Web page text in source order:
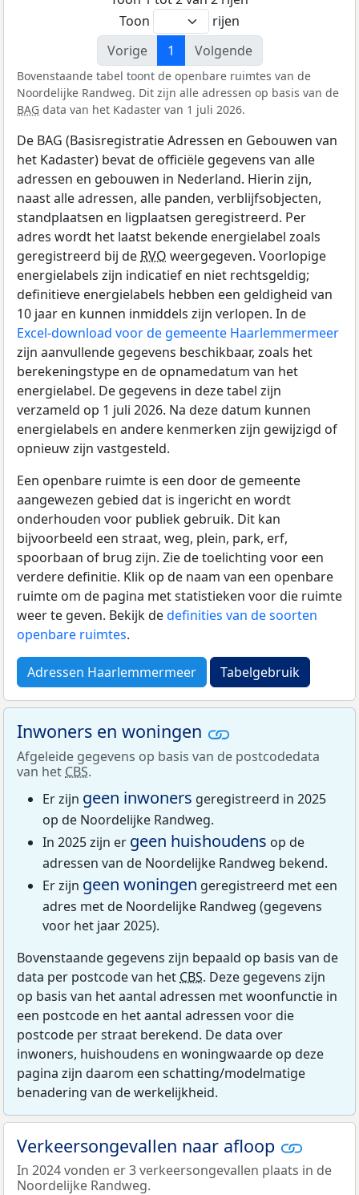
Toon
rijen
Vorige
1 Volgende
Bovenstaande tabel toont de openbare ruimtes van de
Noordelijke Randweg. Dit zijn alle adressen op basis van de
BAG data van het Kadaster van 1 juli 2026.
De BAG (Basisregistratie Adressen en Gebouwen van
het Kadaster) bevat de officiële gegevens van alle
adressen en gebouwen in Nederland. Hierin zijn,
naast alle adressen, alle panden, verblijfsobjecten,
standplaatsen en ligplaatsen geregistreerd. Per
adres wordt het laatst bekende energielabel zoals
geregistreerd bij de RVO weergegeven. Voorlopige
energielabels zijn indicatief en niet rechtsgeldig;
definitieve energielabels hebben een geldigheid van
10 jaar en kunnen inmiddels zijn verlopen. In de
Excel-download voor de gemeente Haarlemmermeer
zijn aanvullende gegevens beschikbaar, zoals het
berekeningstype en de opnamedatum van het
energielabel. De gegevens in deze tabel zijn
verzameld op 1 juli 2026. Na deze datum kunnen
energielabels en andere kenmerken zijn gewijzigd of
opnieuw zijn vastgesteld.
Een openbare ruimte is een door de gemeente
aangewezen gebied dat is ingericht en wordt
onderhouden voor publiek gebruik. Dit kan
bijvoorbeeld een straat, weg, plein, park, erf,
spoorbaan of brug zijn. Zie de toelichting voor een
verdere definitie. Klik op de naam van een openbare
ruimte om de pagina met statistieken voor die ruimte
weer te geven. Bekijk dedefinities van de soorten
openbare ruimtes.
Adressen Haarlemmermeer Tabelgebruik
Inwoners en woningen
Afgeleide gegevens op basis van de postcodedata
van het CBS.
Er zijn geen inwoners geregistreerd in 2025
op de Noordelijke Randweg.
In 2025 zijn er geen huishoudens op de
adressen van de Noordelijke Randweg bekend.
Er zijn geen woningen geregistreerd met een
adres met de Noordelijke Randweg (gegevens
voor het jaar 2025).
Bovenstaande gegevens zijn bepaald op basis van de
data per postcode van het CBS. Deze gegevens zijn
op basis van het aantal adressen met woonfunctie in
een postcode en het aantal adressen voor die
postcode per straat berekend. De data over
inwoners, huishoudens en woningwaarde op deze
pagina zijn daarom een schatting/modelmatige
benadering van de werkelijkheid.
Verkeersongevallen naar afloop
In 2024 vonden er 3 verkeersongevallen plaats in de
Noordelijke Randweg.